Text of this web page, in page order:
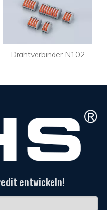
Drahtverbinder N102
entwickeln!